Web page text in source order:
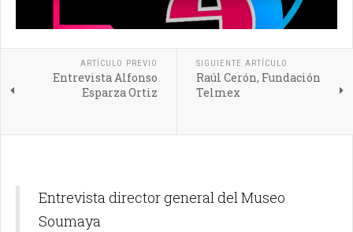
ARTÍCULO PREVIO
Entrevista Alfonso
Esparza Ortiz
SIGUIENTE ARTÍCULO
Raúl Cerón, Fundación
Telmex
Entrevista director general del Museo
Soumaya